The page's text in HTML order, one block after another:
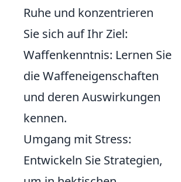
Ruhe und konzentrieren
Sie sich auf Ihr Ziel:
Waffenkenntnis: Lernen Sie
die Waffeneigenschaften
und deren Auswirkungen
kennen.
Umgang mit Stress:
Entwickeln Sie Strategien,